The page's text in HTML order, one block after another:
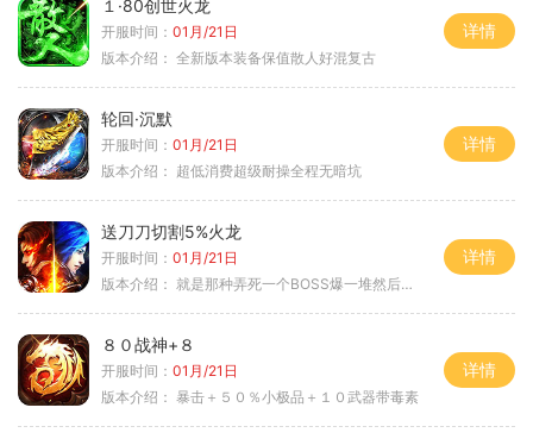
１·80创世火龙
开服时间： 01月/21日
版本介绍： 全新版本装备保值散人好混复古
详情
轮回·沉默
开服时间： 01月/21日
版本介绍： 超低消费超级耐操全程无暗坑
详情
送刀刀切割5%火龙
开服时间： 01月/21日
版本介绍： 就是那种弄死一个BOSS爆一堆然后就起飞
详情
８０战神+８
开服时间： 01月/21日
版本介绍： 暴击＋５０％小极品＋１０武器带毒素
详情